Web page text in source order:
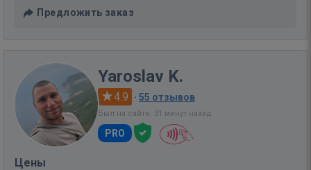
Предложить заказ
Yaroslav K.
4.9 · 55 отзывов
Был на сайте: 31 минут назад
PRO
Цены